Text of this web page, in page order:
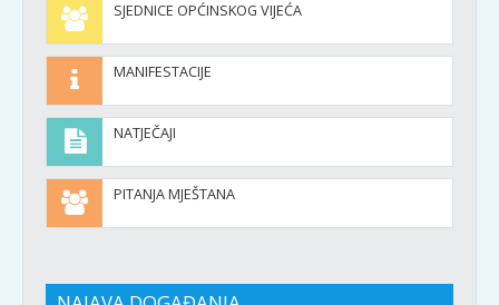
SJEDNICE OPĆINSKOG VIJEĆA
MANIFESTACIJE
NATJEČAJI
PITANJA MJEŠTANA